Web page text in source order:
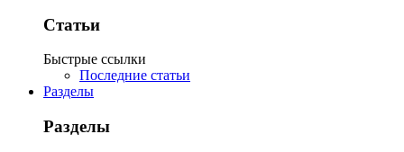
Статьи
Быстрые ссылки
Последние статьи
Разделы
Разделы